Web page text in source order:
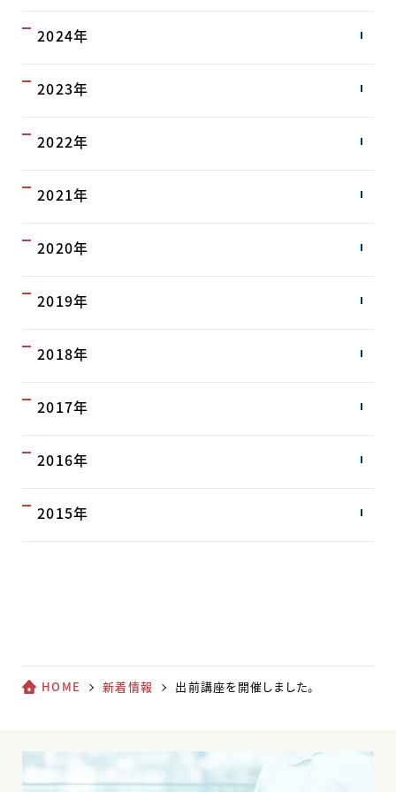
2024年
2023年
2022年
2021年
2020年
2019年
2018年
2017年
2016年
2015年
HOME 新着情報 出前講座を開催しました。